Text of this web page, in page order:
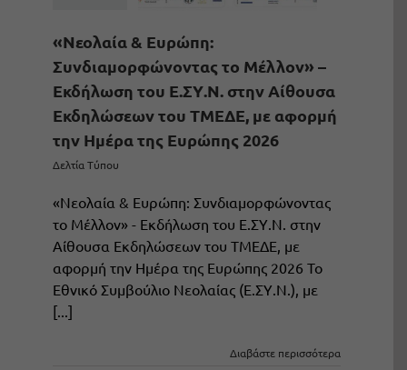
«Νεολαία & Ευρώπη:
Συνδιαμορφώνοντας το Μέλλον» –
Εκδήλωση του Ε.ΣΥ.Ν. στην Αίθουσα
Εκδηλώσεων του ΤΜΕΔΕ, με αφορμή
την Ημέρα της Ευρώπης 2026
Δελτία Τύπου
«Νεολαία & Ευρώπη: Συνδιαμορφώνοντας
το Μέλλον» - Εκδήλωση του Ε.ΣΥ.Ν. στην
Αίθουσα Εκδηλώσεων του ΤΜΕΔΕ, με
αφορμή την Ημέρα της Ευρώπης 2026 Το
Εθνικό Συμβούλιο Νεολαίας (Ε.ΣΥ.Ν.), με
[...]
Διαβάστε περισσότερα